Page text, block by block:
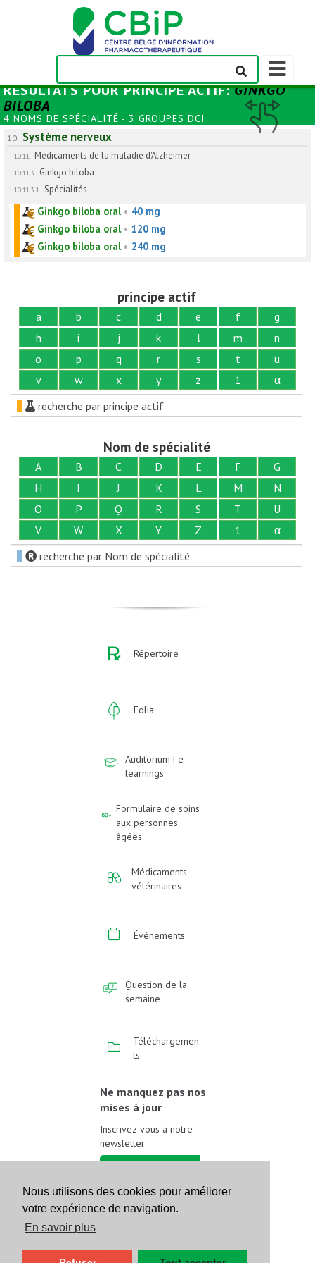
Nous utilisons des cookies pour améliorer
votre expérience de navigation.
En savoir plus
Afficher/
la
barre
de
navigation
RÉSULTATS POURPRINCIPE ACTIF:GINKGO
BILOBA
4 NOMS DE SPÉCIALITÉ - 3 GROUPES DCI
10. Système nerveux
10.11. Médicaments de la maladie d'Alzheimer
10.11.3. Ginkgo biloba
10.11.3.1. Spécialités
Ginkgo biloba oral• 40 mg
Ginkgo biloba oral• 120 mg
Ginkgo biloba oral• 240 mg
principe actif
a b c d e f
g
h
i j k l m
n
o
p q r s t
u
v
w x y z 1
α
recherche par principe actif
Nom de spécialité
A B C D E F
G
H
I J K L M
N
O
P Q R S T
U
V
W X Y Z 1
α
recherche par Nom de spécialité
Répertoire
Folia
Auditorium | e-
learnings
Formulaire de soins
aux personnes
âgées
Médicaments
vétérinaires
Événements
Question de la
semaine
Téléchargemen
ts
Ne manquez pas nos
mises à jour
Inscrivez-vous à notre
newsletter
Suivez-nous sur les